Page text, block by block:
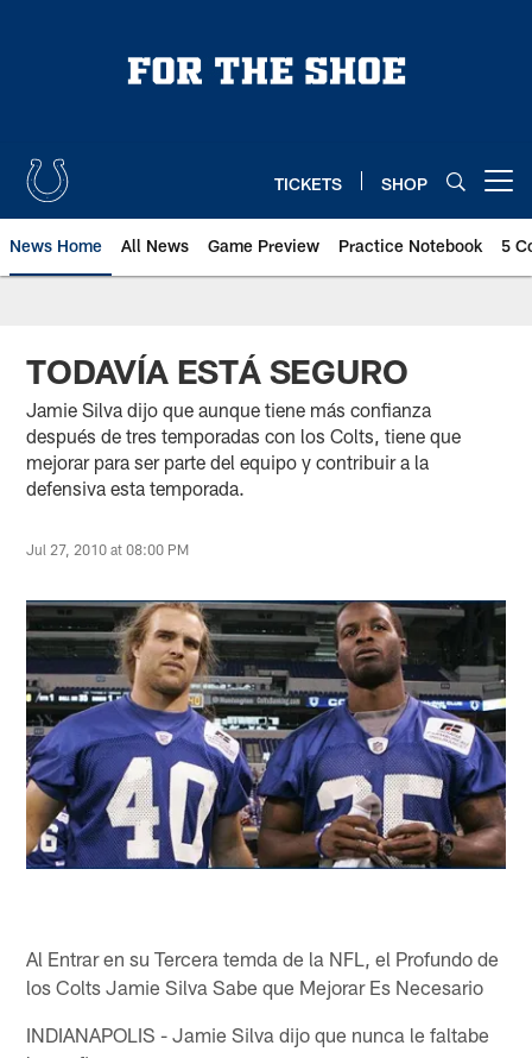
TICKETS SHOP
News Home All News Game Preview Practice Notebook 5
TODAVÍA ESTÁ SEGURO
Jamie Silva dijo que aunque tiene más confianza
después de tres temporadas con los Colts, tiene que
mejorar para ser parte del equipo y contribuir a la
defensiva esta temporada.
Jul 27, 2010 at 08:00 PM
Al Entrar en su Tercera temda de la NFL, el Profundo de
los Colts Jamie Silva Sabe que Mejorar Es Necesario
INDIANAPOLIS - Jamie Silva dijo que nunca le faltabe